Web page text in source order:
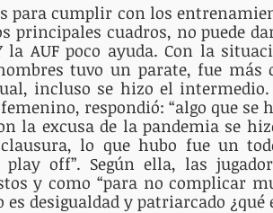
para cumplir con los
principales cuadros, no puede
AUF poco ayuda. Con la
tuvo un parate, fue
incluso se hizo el
respondió: “algo que se
la excusa de la pandemia se
lo que hubo fue un
off”. Según ella, las
y como “para no complicar
desigualdad y patriarcado ¿qué